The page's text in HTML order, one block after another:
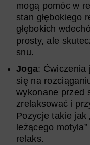
mogą pomóc w
stan głębokiego
głębokich
prosty, ale
snu.
Joga: Ćwiczenia
się na
wykonane przed
zrelaksować i
Pozycje takie jak
leżącego
relaks.